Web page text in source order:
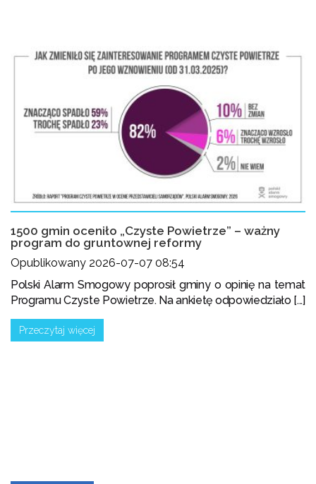
1500 gmin oceniło „Czyste Powietrze” – ważny
program do gruntownej reformy
Opublikowany 2026-07-07 08:54
Polski Alarm Smogowy poprosił gminy o opinię na temat
Programu Czyste Powietrze. Na ankietę odpowiedziało [...]
Przeczytaj więcej